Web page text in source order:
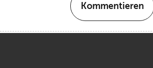
Kommentieren